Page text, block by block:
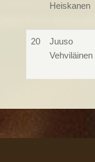
Heiskanen
20
Juuso
Vehviläinen